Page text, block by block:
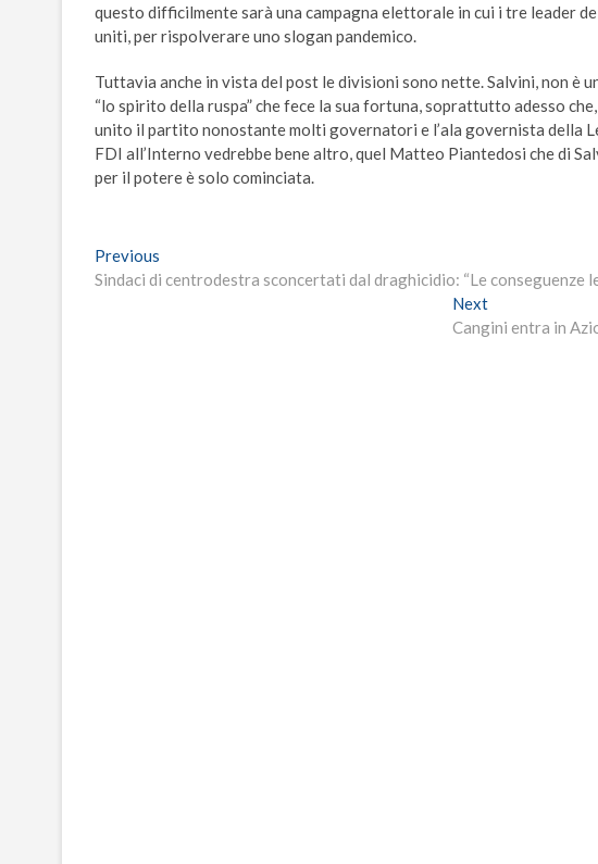
questo difficilmente sarà una campagna elettorale in cui i tre leader
uniti, per rispolverare uno slogan pandemico.
Tuttavia anche in vista del post le divisioni sono nette. Salvini, non è
“lo spirito della ruspa” che fece la sua fortuna, soprattutto adesso
unito il partito nonostante molti governatori e l’ala governista della
FDI all’Interno vedrebbe bene altro, quel Matteo Piantedosi che di
per il potere è solo cominciata.
Navigazione
articoli
Previous
post:
Sindaci di centrodestra sconcertati dal draghicidio: “Le conseguenze
NextNext
post:
Cangini entra in